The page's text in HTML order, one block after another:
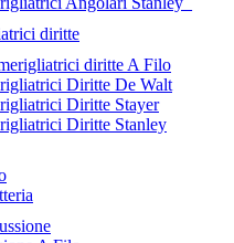
diritte
diritte A Filo
Diritte De Walt
Diritte Stayer
Diritte Stanley